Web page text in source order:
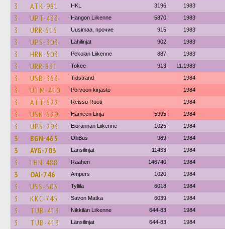
3 ATK-981 HKL 3196 1983
3 UPT-433 Hangon Liikenne 5870 1983
3 URR-616 Uusimaa, прочие 915 1983
3 UPS-303 Lähilinjat 902 1983
3 HRN-503 Pekolan Liikenne 887 1983
3 URR-831 Tokee 913 11.1983
3 USB-363 Tidstrand 1984
3 UTM-410 Porvoon kirjasto 1984
3 ATT-622 Reissu Ruoti 1984
3 USN-629 Hämeen Linja 5995 1984
3 UPS-293 Elorannan Liikenne 1025 1984
3 BGN-465 OlliBus 989 1984
3 AYG-703 Länsilinjat 11433 1984
3 LHN-488 Raahen 146740 1984
3 OAI-746 Ampers 1020 1984
3 USS-503 Tyllilä 6018 1984
3 KKC-745 Savon Matka 6039 1984
3 TUB-413 Nikkilän Liikenne 644-83 1984
3 TUB-413 Länsilinjat 644-83 1984